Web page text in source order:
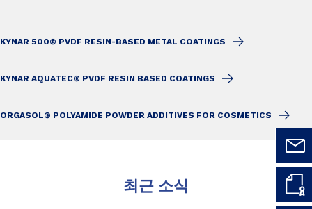
KYNAR 500® PVDF RESIN-BASED METAL COATINGS
KYNAR AQUATEC® PVDF RESIN BASED COATINGS
ORGASOL® POLYAMIDE POWDER ADDITIVES FOR COSMETICS
최근 소식